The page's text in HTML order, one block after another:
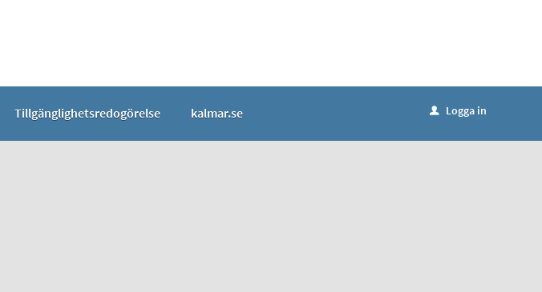
Tillgänglighetsredogörelse kalmar.se u Logga in